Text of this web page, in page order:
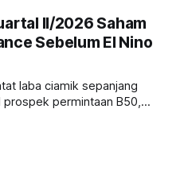
II/2026 Saham
Sebelum El Nino
laba ciamik sepanjang
permintaan B50,
2027. Kira-kira gimana